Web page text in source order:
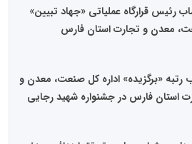
رئیس قرارگاه عملیاتی «جهاد تبیین»
معدن و تجارت استان فارس
«برگزیده» اداره کل صنعت، معدن و
استان فارس در جشنواره شهید رجایی